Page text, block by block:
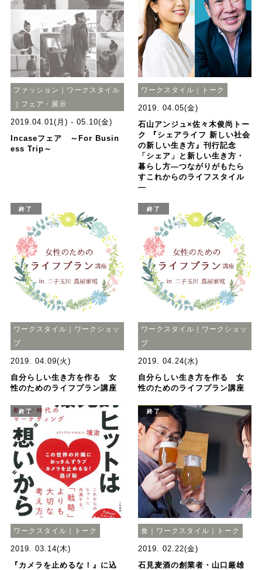
ファッション｜ワークスタイル
｜フェア・展示
2019.04.01(月) - 05.10(金)
Incaseフェア ～For Busin
ess Trip～
ワークスタイル｜トーク
2019. 04.05(金)
石山アンジュ×佐々木俊尚トー
ク 『シェアライフ 新しい社会
の新しい生き方』刊行記念
「シェア」と新しい生き方・
暮らし方―つながりがもたら
すこれからのライフスタイル
―
終了
ワークスタイル｜ワークショッ
プ
2019. 04.09(火)
自分らしい生き方を作る 女
性のためのライフプラン講座
終了
ワークスタイル｜ワークショッ
プ
2019. 04.24(水)
自分らしい生き方を作る 女
性のためのライフプラン講座
終了
ワークスタイル｜トーク
2019. 03.14(木)
『カメラを止めるな！』に込
終了
食｜ワークスタイル｜トーク
2019. 02.22(金)
石見麦酒の創業者・山口厳雄